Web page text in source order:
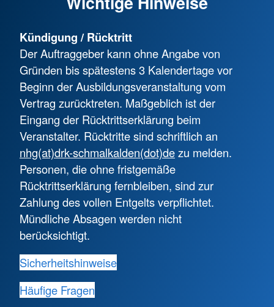
Kündigung / Rücktritt
Der Auftraggeber kann ohne Angabe von
Gründen bis spätestens 3 Kalendertage vor
Beginn der Ausbildungsveranstaltung vom
Vertrag zurücktreten. Maßgeblich ist der
Eingang der Rücktrittserklärung beim
Veranstalter. Rücktritte sind schriftlich an
nhg(at)drk-schmalkalden(dot)dezu melden.
Personen, die ohne fristgemäße
Rücktrittserklärung fernbleiben, sind zur
Zahlung des vollen Entgelts verpflichtet.
Mündliche Absagen werden nicht
berücksichtigt.
Sicherheitshinweise
Häufige Fragen